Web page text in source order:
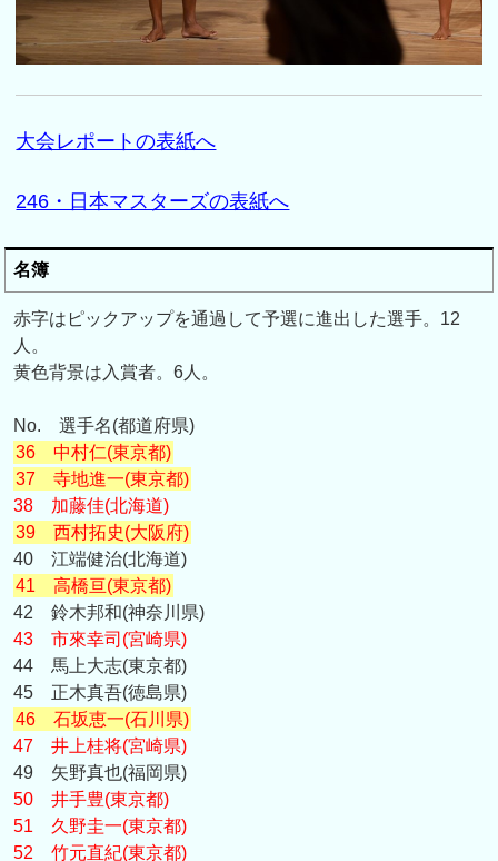
大会レポートの表紙へ
246・日本マスターズの表紙へ
名簿
赤字はピックアップを通過して予選に進出した選手。12
人。
黄色背景は入賞者。6人。
No. 選手名(都道府県)
36 中村仁(東京都)
37 寺地進一(東京都)
38 加藤佳(北海道)
39 西村拓史(大阪府)
40 江端健治(北海道)
41 高橋亘(東京都)
42 鈴木邦和(神奈川県)
43 市來幸司(宮崎県)
44 馬上大志(東京都)
45 正木真吾(徳島県)
46 石坂恵一(石川県)
47 井上桂将(宮崎県)
49 矢野真也(福岡県)
50 井手豊(東京都)
51 久野圭一(東京都)
52 竹元直紀(東京都)